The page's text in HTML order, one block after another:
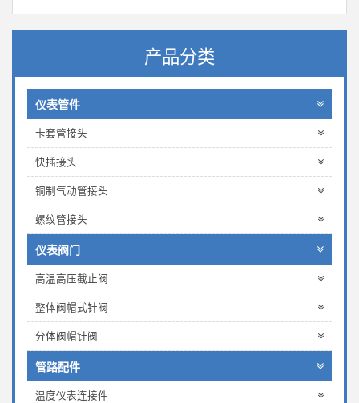
产品分类
仪表管件
卡套管接头
快插接头
铜制气动管接头
螺纹管接头
仪表阀门
高温高压截止阀
整体阀帽式针阀
分体阀帽针阀
管路配件
温度仪表连接件